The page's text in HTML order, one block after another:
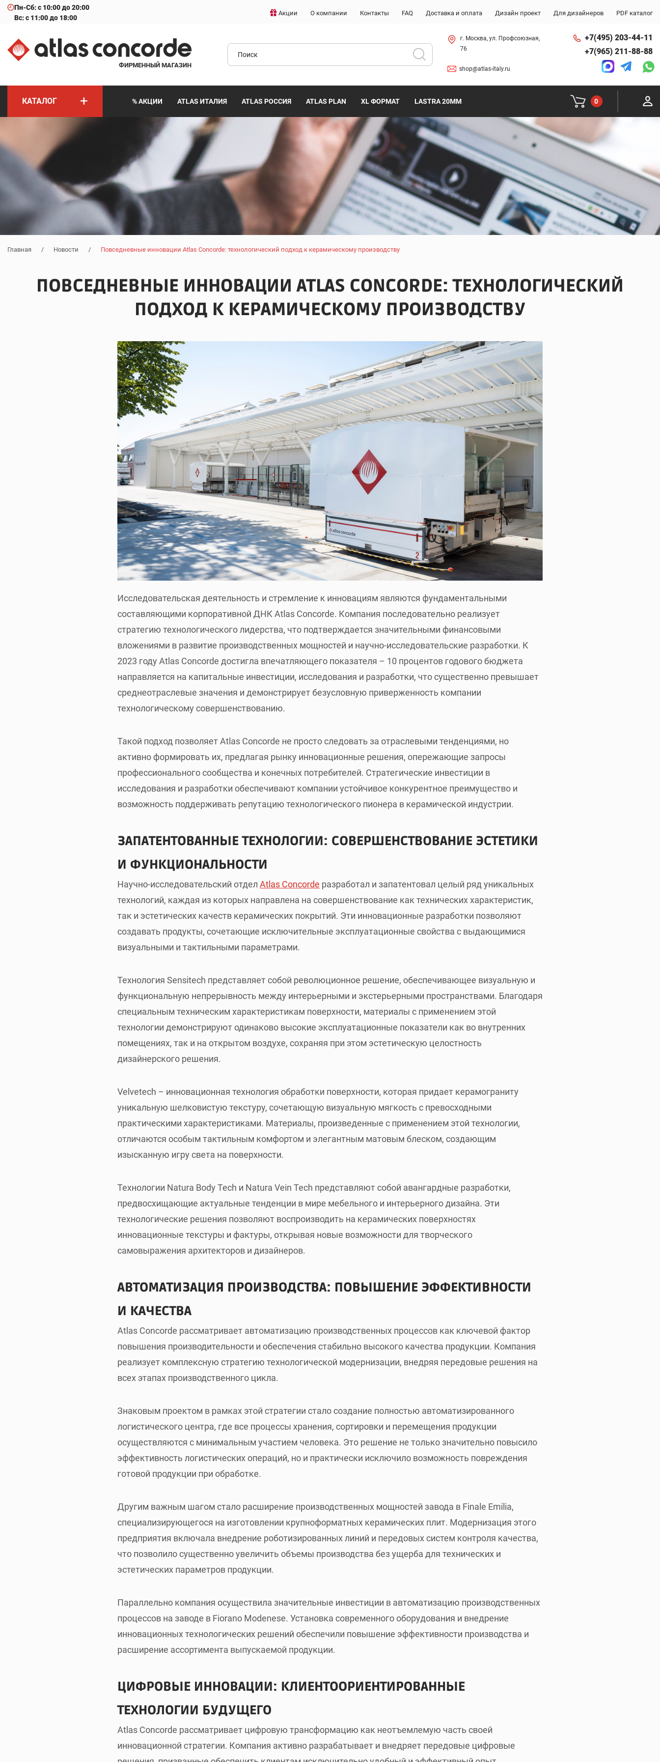
Пн-Сб: с 10:00 до 20:00
Вс: с 11:00 до 18:00
Акции О компании Контакты FAQ Доставка и оплата Дизайн проект Для дизайнеров PDF каталог
ФИРМЕННЫЙ МАГАЗИН
г. Москва, ул. Профсоюзная,
76
shop@atlas-italy.ru
+7(495) 203-44-11
+7(965) 211-88-88
КАТАЛОГ + % АКЦИИ ATLAS ИТАЛИЯ ATLAS РОССИЯ ATLAS PLAN XL ФОРМАТ LASTRA 20MM 0
Главная / Новости / Повседневные инновации Atlas Concorde: технологический подход к керамическому производству
ПОВСЕДНЕВНЫЕ ИННОВАЦИИ ATLAS CONCORDE: ТЕХНОЛОГИЧЕСКИЙ
ПОДХОД К КЕРАМИЧЕСКОМУ ПРОИЗВОДСТВУ
Исследовательская деятельность и стремление к инновациям являются фундаментальными
составляющими корпоративной ДНК Atlas Concorde. Компания последовательно реализует
стратегию технологического лидерства, что подтверждается значительными финансовыми
вложениями в развитие производственных мощностей и научно-исследовательские разработки. К
2023 году Atlas Concorde достигла впечатляющего показателя – 10 процентов годового бюджета
направляется на капитальные инвестиции, исследования и разработки, что существенно превышает
среднеотраслевые значения и демонстрирует безусловную приверженность компании
технологическому совершенствованию.
Такой подход позволяет Atlas Concorde не просто следовать за отраслевыми тенденциями, но
активно формировать их, предлагая рынку инновационные решения, опережающие запросы
профессионального сообщества и конечных потребителей. Стратегические инвестиции в
исследования и разработки обеспечивают компании устойчивое конкурентное преимущество и
возможность поддерживать репутацию технологического пионера в керамической индустрии.
ЗАПАТЕНТОВАННЫЕ ТЕХНОЛОГИИ: СОВЕРШЕНСТВОВАНИЕ ЭСТЕТИКИ
И ФУНКЦИОНАЛЬНОСТИ
Научно-исследовательский отдел Atlas Concorde разработал и запатентовал целый ряд уникальных
технологий, каждая из которых направлена на совершенствование как технических характеристик,
так и эстетических качеств керамических покрытий. Эти инновационные разработки позволяют
создавать продукты, сочетающие исключительные эксплуатационные свойства с выдающимися
визуальными и тактильными параметрами.
Технология Sensitech представляет собой революционное решение, обеспечивающее визуальную и
функциональную непрерывность между интерьерными и экстерьерными пространствами. Благодаря
специальным техническим характеристикам поверхности, материалы с применением этой
технологии демонстрируют одинаково высокие эксплуатационные показатели как во внутренних
помещениях, так и на открытом воздухе, сохраняя при этом эстетическую целостность
дизайнерского решения.
Velvetech – инновационная технология обработки поверхности, которая придает керамограниту
уникальную шелковистую текстуру, сочетающую визуальную мягкость с превосходными
практическими характеристиками. Материалы, произведенные с применением этой технологии,
отличаются особым тактильным комфортом и элегантным матовым блеском, создающим
изысканную игру света на поверхности.
Технологии Natura Body Tech и Natura Vein Tech представляют собой авангардные разработки,
предвосхищающие актуальные тенденции в мире мебельного и интерьерного дизайна. Эти
технологические решения позволяют воспроизводить на керамических поверхностях
инновационные текстуры и фактуры, открывая новые возможности для творческого
самовыражения архитекторов и дизайнеров.
АВТОМАТИЗАЦИЯ ПРОИЗВОДСТВА: ПОВЫШЕНИЕ ЭФФЕКТИВНОСТИ
И КАЧЕСТВА
Atlas Concorde рассматривает автоматизацию производственных процессов как ключевой фактор
повышения производительности и обеспечения стабильно высокого качества продукции. Компания
реализует комплексную стратегию технологической модернизации, внедряя передовые решения на
всех этапах производственного цикла.
Знаковым проектом в рамках этой стратегии стало создание полностью автоматизированного
логистического центра, где все процессы хранения, сортировки и перемещения продукции
осуществляются с минимальным участием человека. Это решение не только значительно повысило
эффективность логистических операций, но и практически исключило возможность повреждения
готовой продукции при обработке.
Другим важным шагом стало расширение производственных мощностей завода в Finale Emilia,
специализирующегося на изготовлении крупноформатных керамических плит. Модернизация этого
предприятия включала внедрение роботизированных линий и передовых систем контроля качества,
что позволило существенно увеличить объемы производства без ущерба для технических и
эстетических параметров продукции.
Параллельно компания осуществила значительные инвестиции в автоматизацию производственных
процессов на заводе в Fiorano Modenese. Установка современного оборудования и внедрение
инновационных технологических решений обеспечили повышение эффективности производства и
расширение ассортимента выпускаемой продукции.
ЦИФРОВЫЕ ИННОВАЦИИ: КЛИЕНТООРИЕНТИРОВАННЫЕ
ТЕХНОЛОГИИ БУДУЩЕГО
Atlas Concorde рассматривает цифровую трансформацию как неотъемлемую часть своей
инновационной стратегии. Компания активно разрабатывает и внедряет передовые цифровые